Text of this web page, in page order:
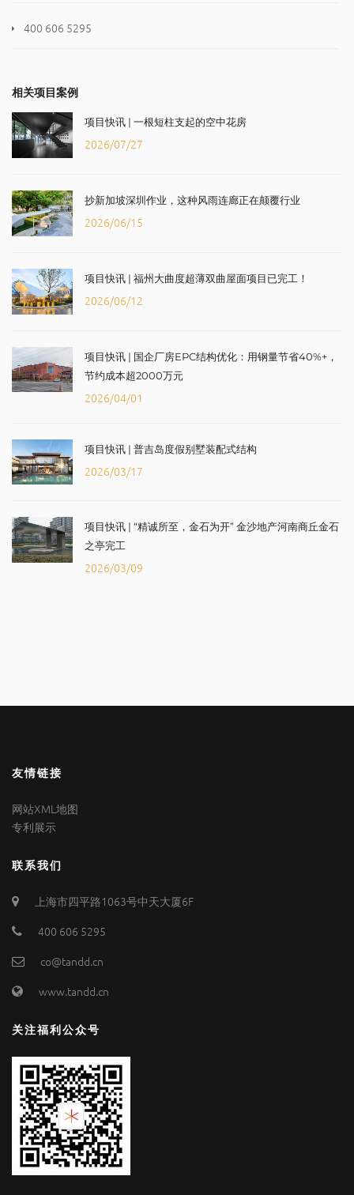
400 606 5295
相关项目案例
项目快讯 | 一根短柱支起的空中花房
2026/07/27
抄新加坡深圳作业，这种风雨连廊正在颠覆行业
2026/06/15
项目快讯 | 福州大曲度超薄双曲屋面项目已完工！
2026/06/12
项目快讯 | 国企厂房EPC结构优化：用钢量节省40%+，
节约成本超2000万元
2026/04/01
项目快讯 | 普吉岛度假别墅装配式结构
2026/03/17
项目快讯 | “精诚所至，金石为开” 金沙地产河南商丘金石
之亭完工
2026/03/09
友情链接
网站XML地图
专利展示
联系我们
上海市四平路1063号中天大厦6F
400 606 5295
co@tandd.cn
www.tandd.cn
关注福利公众号